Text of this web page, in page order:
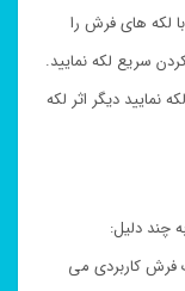
لکه های فرش را
سریع لکه نمایید.
نمایید دیگر اثر لکه
چند دلیل:
و یک فرش کاربردی می